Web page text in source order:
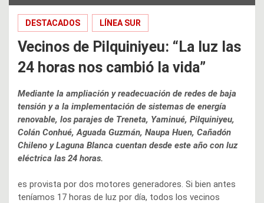
DESTACADOS LÍNEA SUR
Vecinos de Pilquiniyeu: “La luz las
24 horas nos cambió la vida”
Mediante la ampliación y readecuación de redes de baja
tensión y a la implementación de sistemas de energía
renovable, los parajes de Treneta, Yaminué, Pilquiniyeu,
Colán Conhué, Aguada Guzmán, Naupa Huen, Cañadón
Chileno y Laguna Blanca cuentan desde este año con luz
eléctrica las 24 horas.
es provista por dos motores generadores. Si bien antes
teníamos 17 horas de luz por día, todos los vecinos